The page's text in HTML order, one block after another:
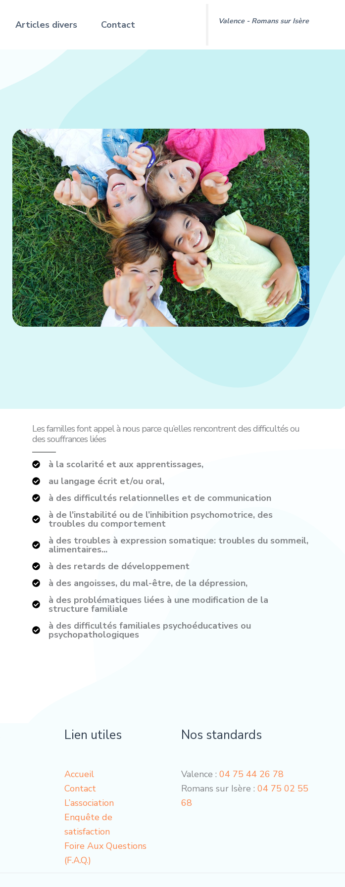
Articles divers Contact Valence - Romans sur Isère
Les familles font appel à nous parce qu’elles rencontrent des difficultés ou
des souffrances liées
à la scolarité et aux apprentissages,
au langage écrit et/ou oral,
à des difficultés relationnelles et de communication
à de l'instabilité ou de l’inhibition psychomotrice, des
troubles du comportement
à des troubles à expression somatique: troubles du sommeil,
alimentaires...
à des retards de développement
à des angoisses, du mal-être, de la dépression,
à des problématiques liées à une modification de la
structure familiale
à des difficultés familiales psychoéducatives ou
psychopathologiques
Lien utiles
Accueil
Contact
L’association
Enquête de
satisfaction
Foire Aux Questions
(F.A.Q.)
Nos standards
Valence : 04 75 44 26 78
Romans sur Isère : 04 75 02 55
68